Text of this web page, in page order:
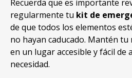
Recuerda que es importante
regularmente tu kit de
de que todos los elementos
no hayan caducado. Mantén tu
en un lugar accesible y fácil de
necesidad.